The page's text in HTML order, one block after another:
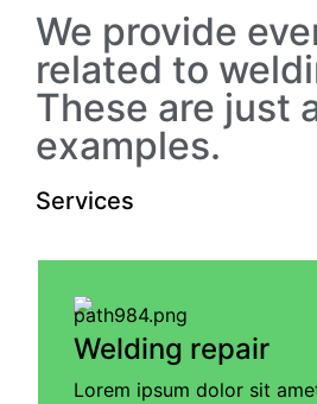
We provide
related to
These are just
examples.
Services
Welding repair
Lorem ipsum dolor sit